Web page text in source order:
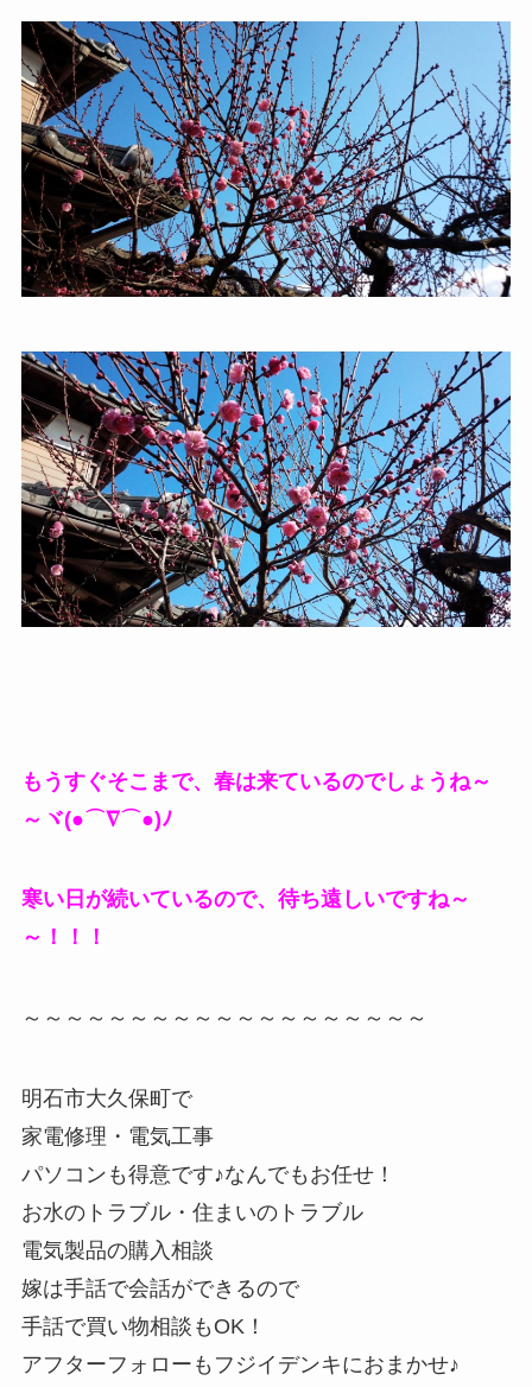
もうすぐそこまで、春は来ているのでしょうね～
～ヾ(●⌒∇⌒●)ﾉ
寒い日が続いているので、待ち遠しいですね～
～！！！
～～～～～～～～～～～～～～～～～～～
明石市大久保町で
家電修理・電気工事
パソコンも得意です♪なんでもお任せ！
お水のトラブル・住まいのトラブル
電気製品の購入相談
嫁は手話で会話ができるので
手話で買い物相談もOK！
アフターフォローもフジイデンキにおまかせ♪